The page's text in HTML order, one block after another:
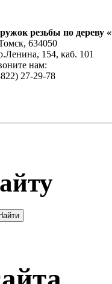
резьбы по дереву
634050
154, каб​. 101
нам:
27-29-78